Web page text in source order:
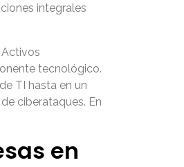
integrales
Activos
tecnológico.
TI hasta en un
ciberataques. En
en